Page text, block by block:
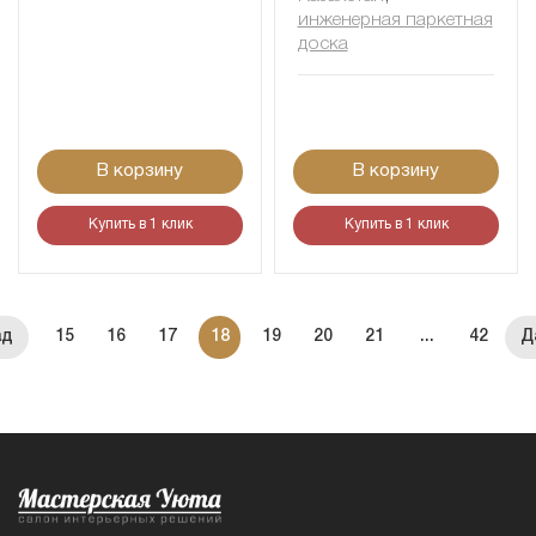
В корзину
Купить в 1 клик
инженерная паркетная
доска
В корзину
Купить в 1 клик
15 16 17 18 19 20 21 ... 42